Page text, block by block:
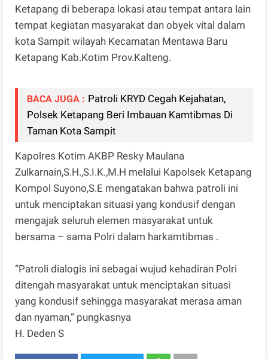
Ketapang di beberapa lokasi atau tempat antara lain
tempat kegiatan masyarakat dan obyek vital dalam
kota Sampit wilayah Kecamatan Mentawa Baru
Ketapang Kab.Kotim Prov.Kalteng.
BACA JUGA : ‎Patroli KRYD Cegah Kejahatan,
Polsek Ketapang Beri Imbauan Kamtibmas Di
Taman Kota Sampit
Kapolres Kotim AKBP Resky Maulana
Zulkarnain,S.H.,S.I.K.,M.H melalui Kapolsek Ketapang
Kompol Suyono,S.E mengatakan bahwa patroli ini
untuk menciptakan situasi yang kondusif dengan
mengajak seluruh elemen masyarakat untuk
bersama – sama Polri dalam harkamtibmas .
“Patroli dialogis ini sebagai wujud kehadiran Polri
ditengah masyarakat untuk menciptakan situasi
yang kondusif sehingga masyarakat merasa aman
dan nyaman,” pungkasnya
H. Deden S